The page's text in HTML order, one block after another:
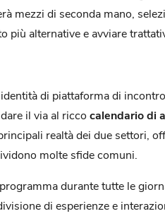
di seconda mano,
più alternative e avviare
di piattaforma di
il via al ricco calendario di
realtà dei due settori,
molte sfide comuni.
durante tutte le
di esperienze e